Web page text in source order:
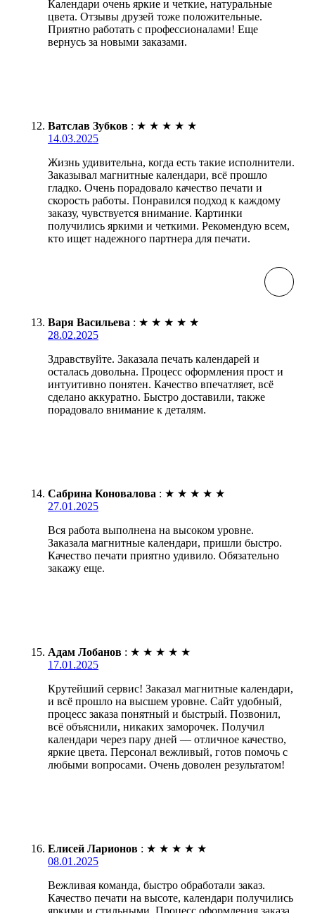
Календари очень яркие и четкие, натуральные
цвета. Отзывы друзей тоже положительные.
Приятно работать с профессионалами! Еще
вернусь за новыми заказами.
Ватслав Зубков : ★ ★ ★ ★ ★
14.03.2025
Жизнь удивительна, когда есть такие исполнители.
Заказывал магнитные календари, всё прошло
гладко. Очень порадовало качество печати и
скорость работы. Понравился подход к каждому
заказу, чувствуется внимание. Картинки
получились яркими и четкими. Рекомендую всем,
кто ищет надежного партнера для печати.
Варя Васильева : ★ ★ ★ ★ ★
28.02.2025
Здравствуйте. Заказала печать календарей и
осталась довольна. Процесс оформления прост и
интуитивно понятен. Качество впечатляет, всё
сделано аккуратно. Быстро доставили, также
порадовало внимание к деталям.
Сабрина Коновалова : ★ ★ ★ ★ ★
27.01.2025
Вся работа выполнена на высоком уровне.
Заказала магнитные календари, пришли быстро.
Качество печати приятно удивило. Обязательно
закажу еще.
Адам Лобанов : ★ ★ ★ ★ ★
17.01.2025
Крутейший сервис! Заказал магнитные календари,
и всё прошло на высшем уровне. Сайт удобный,
процесс заказа понятный и быстрый. Позвонил,
всё объяснили, никаких заморочек. Получил
календари через пару дней — отличное качество,
яркие цвета. Персонал вежливый, готов помочь с
любыми вопросами. Очень доволен результатом!
Елисей Ларионов : ★ ★ ★ ★ ★
08.01.2025
Вежливая команда, быстро обработали заказ.
Качество печати на высоте, календари получились